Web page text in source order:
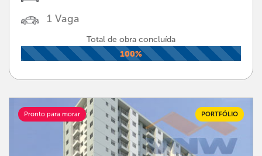
1 Vaga
Total de obra concluída
100%
Pronto para morar PORTFÓLIO